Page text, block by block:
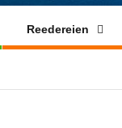
Reedereien